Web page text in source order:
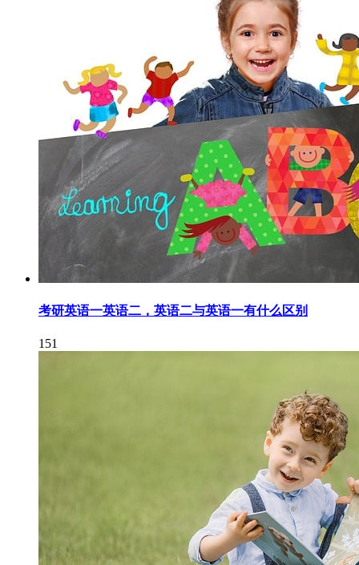
考研英语一英语二，英语二与英语一有什么区别
151